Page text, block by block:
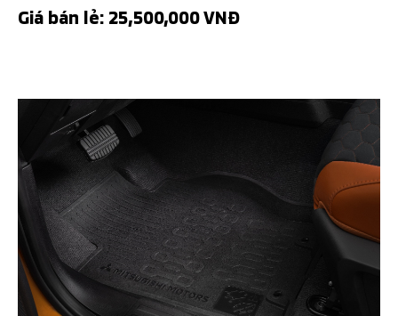
Giá bán lẻ: 25,500,000 VNĐ